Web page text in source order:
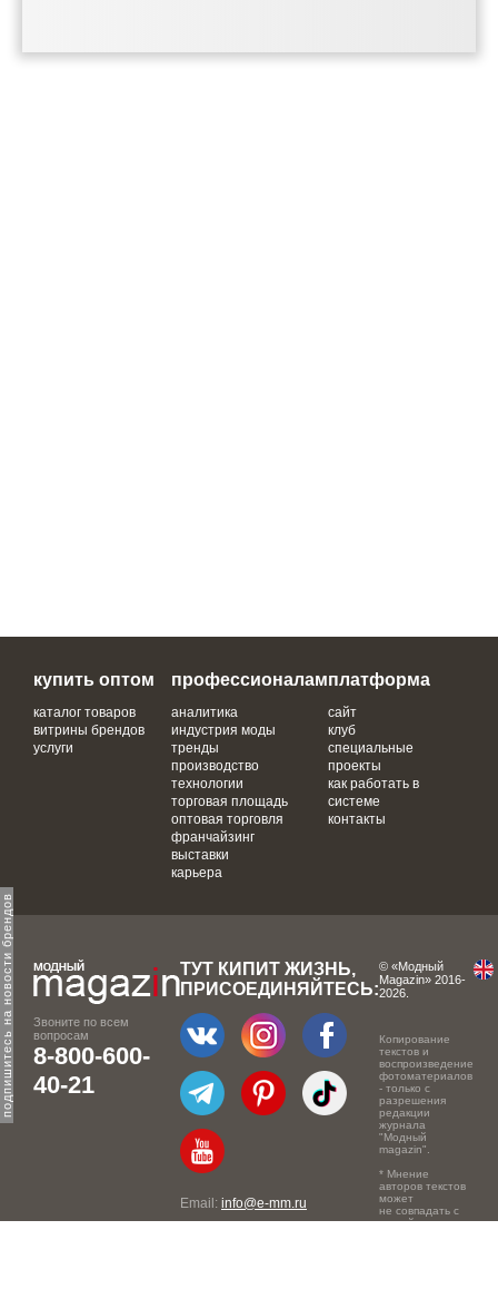
подпишитесь на новости брендов
купить оптом
каталог товаров
витрины брендов
услуги
профессионалам
аналитика
индустрия моды
тренды
производство
технологии
торговая площадь
оптовая торговля
франчайзинг
выставки
карьера
платформа
сайт
клуб
специальные
проекты
как работать в
системе
контакты
Звоните по всем
вопросам
8-800-600-
40-21
ТУТ КИПИТ ЖИЗНЬ,
ПРИСОЕДИНЯЙТЕСЬ:
Email: info@e-mm.ru
© «Модный
Magazin» 2016-
2026.
Копирование
текстов и
воспроизведение
фотоматериалов
- только с
разрешения
редакции
журнала
"Модный
magazin".
* Мнение
авторов текстов
может
не совпадать с
точкой зрения